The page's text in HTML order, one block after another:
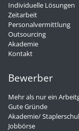
Individuelle Lösungen
Zeitarbeit
Personalvermittlung
Outsourcing
Akademie
Kontakt
Bewerber
Mehr als nur ein
Gute Gründe
Akademie/
Jobbörse